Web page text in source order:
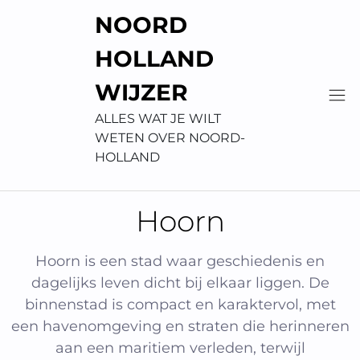
NOORD
HOLLAND
WIJZER
ALLES WAT JE WILT
WETEN OVER NOORD-
HOLLAND
Hoorn
Hoorn is een stad waar geschiedenis en
dagelijks leven dicht bij elkaar liggen. De
binnenstad is compact en karaktervol, met
een havenomgeving en straten die herinneren
aan een maritiem verleden, terwijl